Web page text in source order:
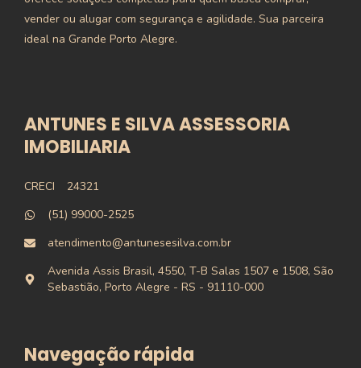
vender ou alugar com segurança e agilidade. Sua parceira
ideal na Grande Porto Alegre.
ANTUNES E SILVA ASSESSORIA
IMOBILIARIA
CRECI
24321
(51) 99000-2525
atendimento@antunesesilva.com.br
Avenida Assis Brasil, 4550, T-B Salas 1507 e 1508, São
Sebastião, Porto Alegre - RS - 91110-000
Navegação rápida